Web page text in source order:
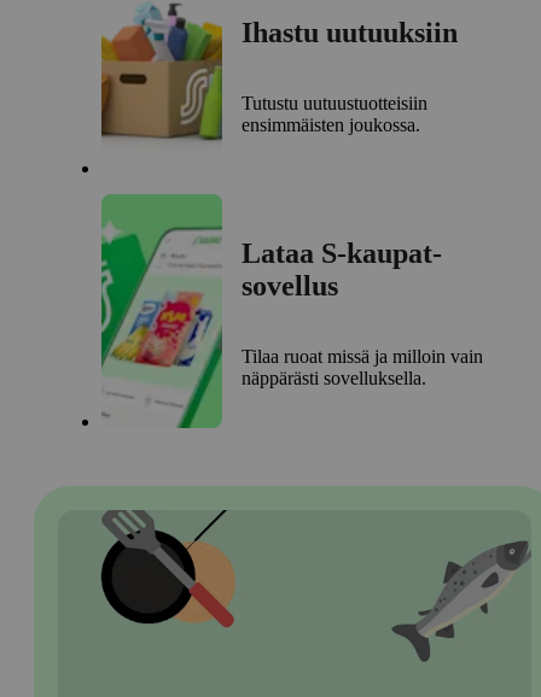
Ihastu uutuuksiin
Tutustu uutuustuotteisiin
ensimmäisten joukossa.
Lataa S-kaupat-
sovellus
Tilaa ruoat missä ja milloin vain
näppärästi sovelluksella.